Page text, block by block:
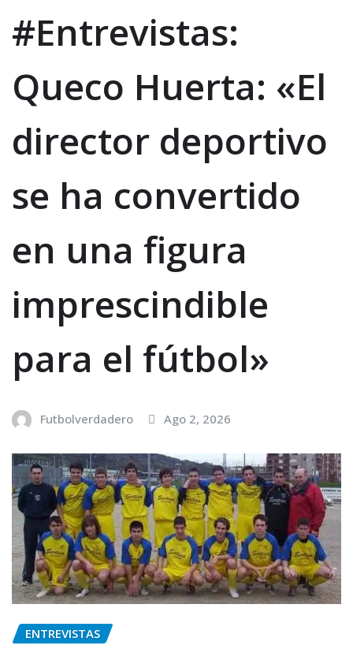
#Entrevistas:
Queco Huerta: «El
director deportivo
se ha convertido
en una figura
imprescindible
para el fútbol»
Futbolverdadero Ago 2, 2026
ENTREVISTAS